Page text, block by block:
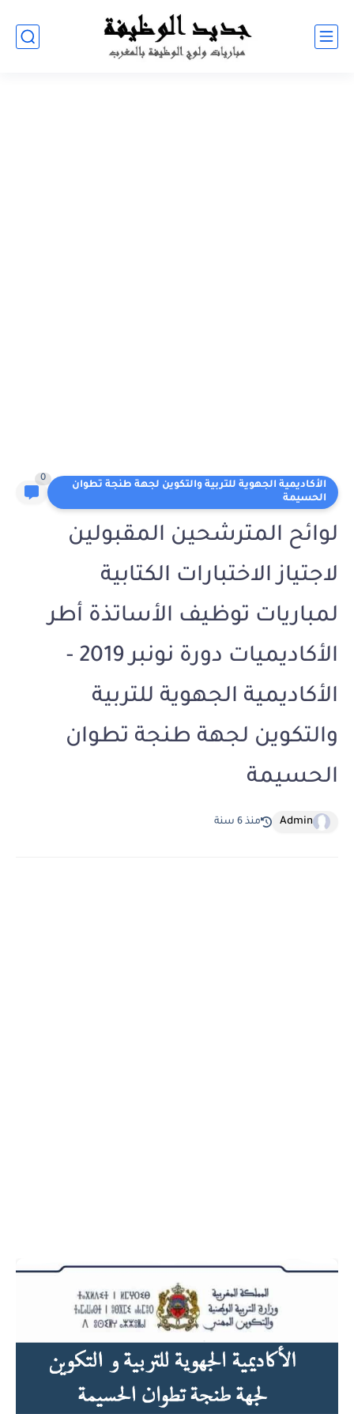
الأكاديمية الجهوية للتربية والتكوين لجهة طنجة تطوان
الحسيمة
0
لوائح المترشحين المقبولين
لاجتياز الاختبارات الكتابية
لمباريات توظيف الأساتذة أطر
الأكاديميات دورة نونبر 2019 -
الأكاديمية الجهوية للتربية
والتكوين لجهة طنجة تطوان
الحسيمة
Admin منذ 6 سنة